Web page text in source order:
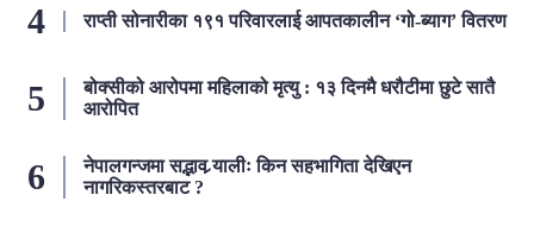
राप्ती सोनारीका १९१ परिवारलाई आपतकालीन ‘गो-ब्याग’ वितरण
बोक्सीको आरोपमा महिलाको मृत्यु : १३ दिनमै धरौटीमा छुटे सातै
आरोपित
नेपालगन्जमा सद्भाव र्‍यालीः किन सहभागिता देखिएन
नागरिकस्तरबाट ?